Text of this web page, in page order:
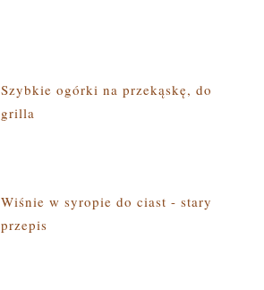
Szybkie ogórki na przekąskę, do
grilla
Wiśnie w syropie do ciast - stary
przepis